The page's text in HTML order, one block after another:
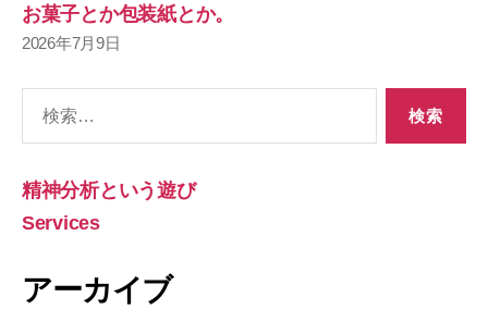
お菓子とか包装紙とか。
2026年7月9日
象:
精神分析という遊び
Services
アーカイブ